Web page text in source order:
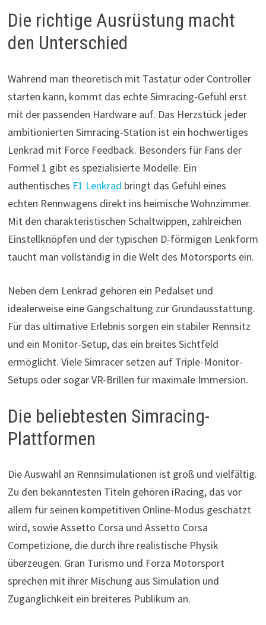
Die richtige Ausrüstung macht
den Unterschied
Während man theoretisch mit Tastatur oder Controller
starten kann, kommt das echte Simracing-Gefühl erst
mit der passenden Hardware auf. Das Herzstück jeder
ambitionierten Simracing-Station ist ein hochwertiges
Lenkrad mit Force Feedback. Besonders für Fans der
Formel 1 gibt es spezialisierte Modelle: Ein
authentisches F1 Lenkrad bringt das Gefühl eines
echten Rennwagens direkt ins heimische Wohnzimmer.
Mit den charakteristischen Schaltwippen, zahlreichen
Einstellknöpfen und der typischen D-förmigen Lenkform
taucht man vollständig in die Welt des Motorsports ein.
Neben dem Lenkrad gehören ein Pedalset und
idealerweise eine Gangschaltung zur Grundausstattung.
Für das ultimative Erlebnis sorgen ein stabiler Rennsitz
und ein Monitor-Setup, das ein breites Sichtfeld
ermöglicht. Viele Simracer setzen auf Triple-Monitor-
Setups oder sogar VR-Brillen für maximale Immersion.
Die beliebtesten Simracing-
Plattformen
Die Auswahl an Rennsimulationen ist groß und vielfältig.
Zu den bekanntesten Titeln gehören iRacing, das vor
allem für seinen kompetitiven Online-Modus geschätzt
wird, sowie Assetto Corsa und Assetto Corsa
Competizione, die durch ihre realistische Physik
überzeugen. Gran Turismo und Forza Motorsport
sprechen mit ihrer Mischung aus Simulation und
Zugänglichkeit ein breiteres Publikum an.